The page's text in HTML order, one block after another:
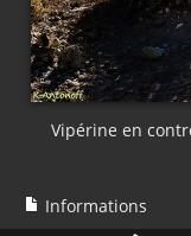
Vipérine en
Informations